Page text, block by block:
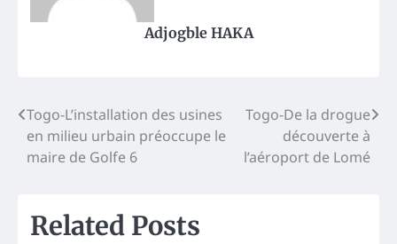
Adjogble HAKA
Post
navigation
Togo-L’installation des usines
en milieu urbain préoccupe le
maire de Golfe 6
Togo-De la drogue
découverte à
l’aéroport de Lomé
Related Posts